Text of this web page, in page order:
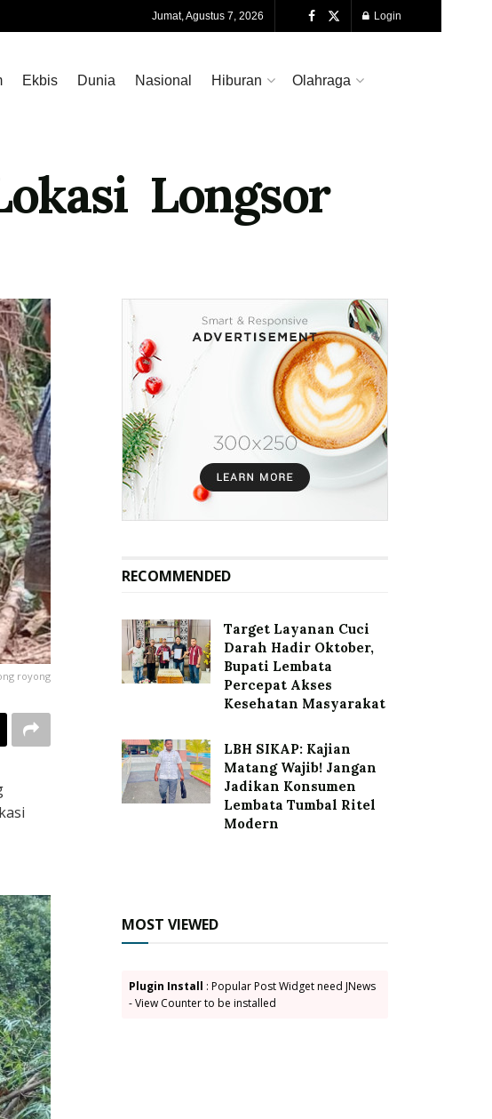
Jumat, Agustus 7, 2026 Login
Ekbis Dunia Nasional Hiburan Olahraga
Longsor
royong
RECOMMENDED
Target Layanan Cuci
Darah Hadir Oktober,
Bupati Lembata
Percepat Akses
Kesehatan Masyarakat
LBH SIKAP: Kajian
Matang Wajib! Jangan
Jadikan Konsumen
Lembata Tumbal Ritel
Modern
MOST VIEWED
Plugin Install : Popular Post Widget need JNews
- View Counter to be installed